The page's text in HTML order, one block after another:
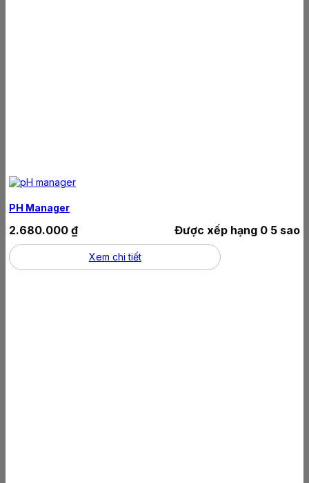
PH Manager
Được xếp hạng 0 5 sao
2.680.000 ₫
Xem chi tiết